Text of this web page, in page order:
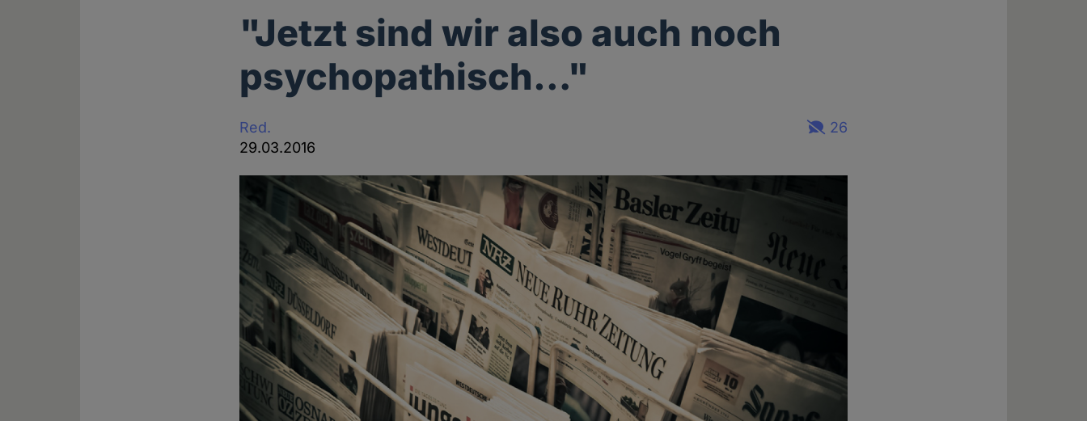
"Jetzt sind wir also auch noch
psychopathisch…"
Red.
29.03.2016
26